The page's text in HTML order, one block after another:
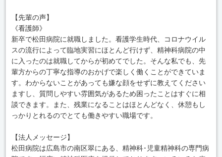
【先輩の声】
《看護師》
新卒で松田病院に就職しました。看護学生時代、コロナウイル
スの流行によって臨地実習にほとんど行けず、精神科病院の中
に入ったのは就職してからが初めてでした。そんな私でも、先
輩方からの丁寧な指導のおかげで楽しく働くことができていま
す。わからないことがあっても嫌な顔をせずに教えてください
ますし、質問しやすい雰囲気があるため困ったことはすぐに相
談できます。また、残業になることはほとんどなく、休憩もし
っかりとれるのでとても働きやすい職場です。
【法人メッセージ】
松田病院は広島市の南区翠にある、精神科･児童精神科の専門病